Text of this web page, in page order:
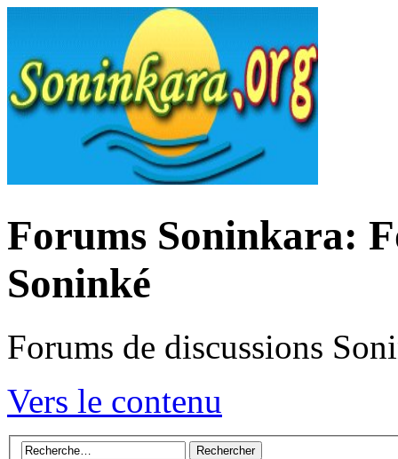
Forums Soninkara:
Soninké
Forums de discussions
Vers le contenu